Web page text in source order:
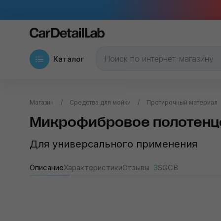
Каталог
Магазин Средства для мойки Протирочный материал
Микрофибровое
Для универсального применения
ОписаниеХарактеристикиОтзывы 3SGCB